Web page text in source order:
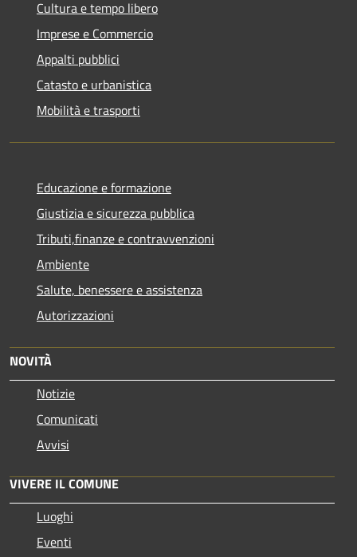
Cultura e tempo libero
Imprese e Commercio
Appalti pubblici
Catasto e urbanistica
Mobilità e trasporti
Educazione e formazione
Giustizia e sicurezza pubblica
Tributi,finanze e contravvenzioni
Ambiente
Salute, benessere e assistenza
Autorizzazioni
NOVITÀ
Notizie
Comunicati
Avvisi
VIVERE IL COMUNE
Luoghi
Eventi